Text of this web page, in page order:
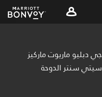
جي دبليو ماريوت ماركيز
سيتي سنتر الدوحة